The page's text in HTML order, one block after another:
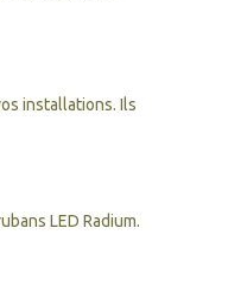
installations. Ils
LED Radium.